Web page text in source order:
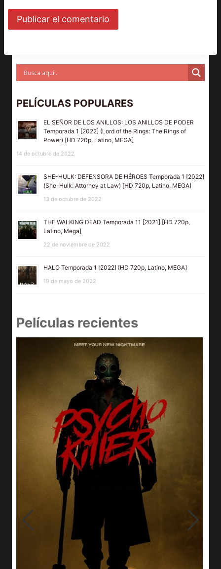
PELÍCULAS POPULARES
EL SEÑOR DE LOS ANILLOS: LOS ANILLOS DE PODER
Temporada 1 [2022] (Lord of the Rings: The Rings of
Power) [HD 720p, Latino, MEGA]
14 de octubre de 2022
SHE-HULK: DEFENSORA DE HÉROES Temporada 1 [2022]
(She-Hulk: Attorney at Law) [HD 720p, Latino, MEGA]
13 de octubre de 2022
THE WALKING DEAD Temporada 11 [2021] [HD 720p,
Latino, Mega]
22 de noviembre de 2022
HALO Temporada 1 [2022] [HD 720p, Latino, MEGA]
19 de mayo de 2022
Películas recientes